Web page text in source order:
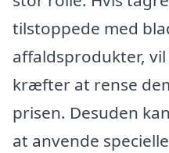
tilstoppede med
affaldsprodukter,
kræfter at rense
prisen. Desuden
at anvende